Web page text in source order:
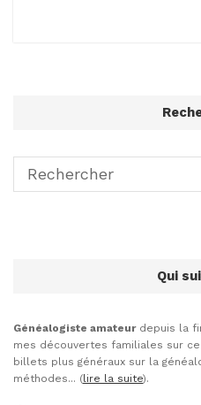
vais ici tout vous dire
Piéchaud. En tout…
Qui
Généalogiste amateurdepuis la
mes découvertes familiales sur
billets plus généraux sur la
méthodes... (lire la suite).